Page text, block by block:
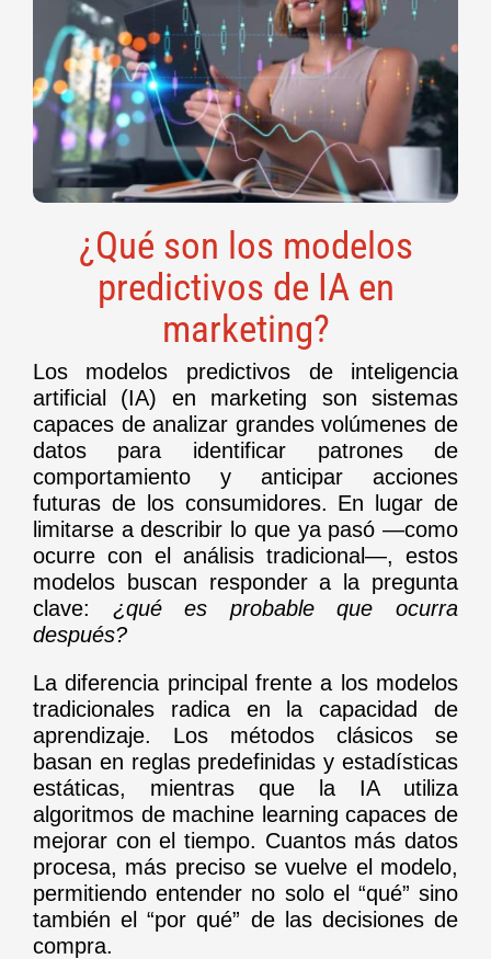
¿Qué son los modelos
predictivos de IA en
marketing?
Los modelos predictivos de inteligencia
artificial (IA) en marketing son sistemas
capaces de analizar grandes volúmenes de
datos para identificar patrones de
comportamiento y anticipar acciones
futuras de los consumidores. En lugar de
limitarse a describir lo que ya pasó —como
ocurre con el análisis tradicional—, estos
modelos buscan responder a la pregunta
clave: ¿qué es probable que ocurra
después?
La diferencia principal frente a los modelos
tradicionales radica en la capacidad de
aprendizaje. Los métodos clásicos se
basan en reglas predefinidas y estadísticas
estáticas, mientras que la IA utiliza
algoritmos de machine learning capaces de
mejorar con el tiempo. Cuantos más datos
procesa, más preciso se vuelve el modelo,
permitiendo entender no solo el “qué” sino
también el “por qué” de las decisiones de
compra.